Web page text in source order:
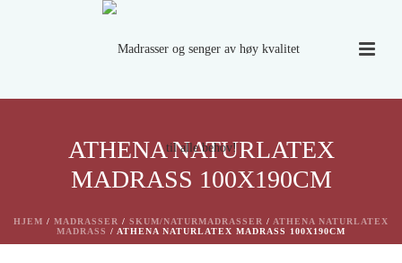
ATHENA NATURLATEX
MADRASS 100X190CM
HJEM / MADRASSER / SKUM/NATURMADRASSER / ATHENA NATURLATEX
MADRASS / ATHENA NATURLATEX MADRASS 100X190CM